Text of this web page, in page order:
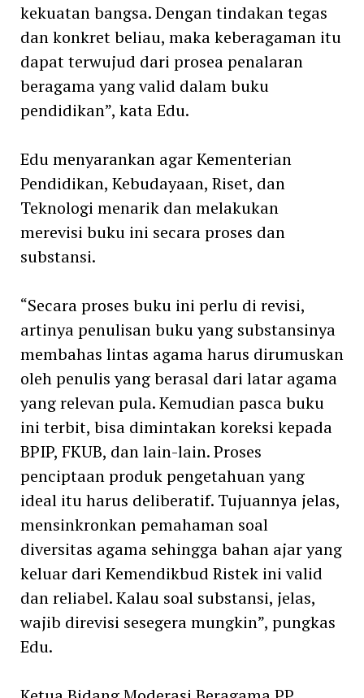
kekuatan bangsa. Dengan tindakan tegas
dan konkret beliau, maka keberagaman itu
dapat terwujud dari prosea penalaran
beragama yang valid dalam buku
pendidikan”, kata Edu.
Edu menyarankan agar Kementerian
Pendidikan, Kebudayaan, Riset, dan
Teknologi menarik dan melakukan
merevisi buku ini secara proses dan
substansi.
“Secara proses buku ini perlu di revisi,
artinya penulisan buku yang substansinya
membahas lintas agama harus dirumuskan
oleh penulis yang berasal dari latar agama
yang relevan pula. Kemudian pasca buku
ini terbit, bisa dimintakan koreksi kepada
BPIP, FKUB, dan lain-lain. Proses
penciptaan produk pengetahuan yang
ideal itu harus deliberatif. Tujuannya jelas,
mensinkronkan pemahaman soal
diversitas agama sehingga bahan ajar yang
keluar dari Kemendikbud Ristek ini valid
dan reliabel. Kalau soal substansi, jelas,
wajib direvisi sesegera mungkin”, pungkas
Edu.